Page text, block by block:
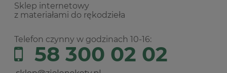
Sklep internetowy
z materiałami do rękodzieła
Telefon czynny w godzinach 10-16:
58 300 02 02